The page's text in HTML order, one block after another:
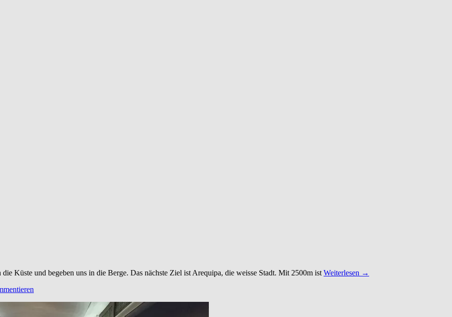
Küste und begeben uns in die Berge. Das nächste Ziel ist Arequipa, die weisse Stadt. Mit 2500m ist Weiterlesen →